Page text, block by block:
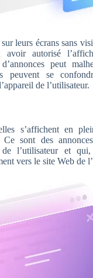
leurs écrans sans
avoir autorisé
peut
peuvent se
de l’utilisateur.
s’affichent en
Ce sont des
de l’utilisateur et
vers le site Web de